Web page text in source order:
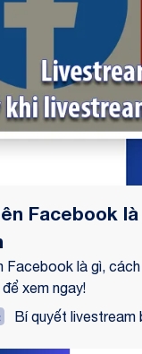
Facebook
Facebook là gì,
xem ngay!
Bí quyết livestream